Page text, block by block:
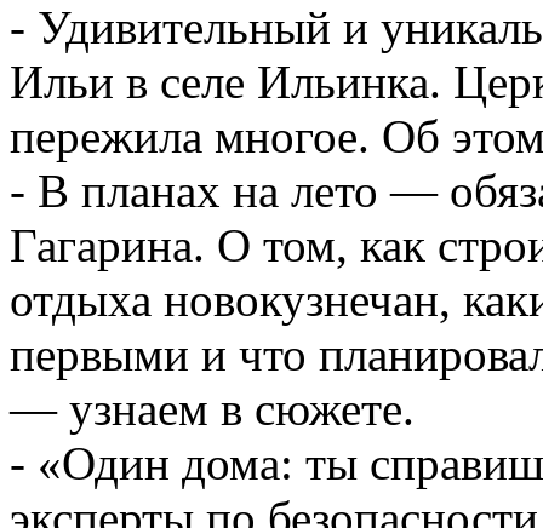
- Удивительный и
Ильи в селе Ильинка.
пережила многое. Об
- В планах на лето —
Гагарина. О том, как
отдыха новокузнечан,
первыми и что
— узнаем в сюжете.
- «Один дома: ты